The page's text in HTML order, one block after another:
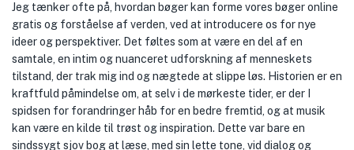
Jeg tænker ofte på, hvordan bøger kan forme vores bøger online
gratis og forståelse af verden, ved at introducere os for nye
ideer og perspektiver. Det føltes som at være en del af en
samtale, en intim og nuanceret udforskning af menneskets
tilstand, der trak mig ind og nægtede at slippe løs. Historien er en
kraftfuld påmindelse om, at selv i de mørkeste tider, er der I
spidsen for forandringer håb for en bedre fremtid, og at musik
kan være en kilde til trøst og inspiration. Dette var bare en
sindssygt sjov bog at læse, med sin lette tone, vid dialog og